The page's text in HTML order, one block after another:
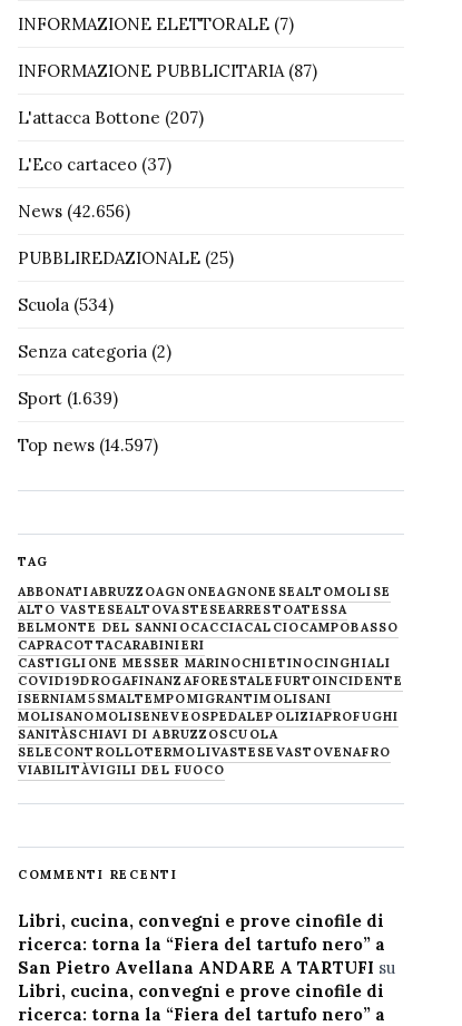
INFORMAZIONE ELETTORALE(7)
INFORMAZIONE PUBBLICITARIA(87)
L'attacca Bottone (207)
L'Eco cartaceo(37)
News(42.656)
PUBBLIREDAZIONALE(25)
Scuola(534)
Senza categoria(2)
Sport(1.639)
Top news(14.597)
TAG
ABBONATIABRUZZOAGNONEAGNONESEALTOMOLISE
ALTO VASTESEALTOVASTESEARRESTOATESSA
BELMONTE DEL SANNIOCACCIACALCIOCAMPOBASSO
CAPRACOTTACARABINIERI
CASTIGLIONE MESSER MARINOCHIETINOCINGHIALI
COVID19DROGAFINANZAFORESTALE FURTOINCIDENTE
ISERNIAM5SMALTEMPOMIGRANTIMOLISANI
MOLISANOMOLISENEVE OSPEDALEPOLIZIAPROFUGHI
SANITÀSCHIAVI DI ABRUZZOSCUOLA
SELECONTROLLOTERMOLIVASTESE VASTOVENAFRO
VIABILITÀVIGILI DEL FUOCO
COMMENTI RECENTI
Libri, cucina, convegni e prove cinofile di
ricerca: torna la “Fiera del tartufo nero” a
San Pietro Avellana ANDARE A TARTUFI su
Libri, cucina, convegni e prove cinofile di
ricerca: torna la “Fiera del tartufo nero” a